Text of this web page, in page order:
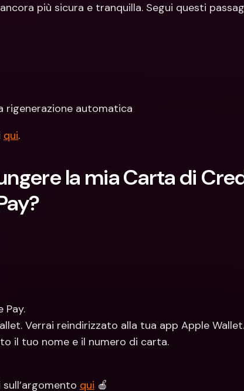
più sicura e tranquilla. Segui questi
rigenerazione automatica
qui.
la mia Carta di
Pay.
Verrai reindirizzato alla tua app Apple Wallet.
il tuo nome e il numero di carta.
qui 🍎